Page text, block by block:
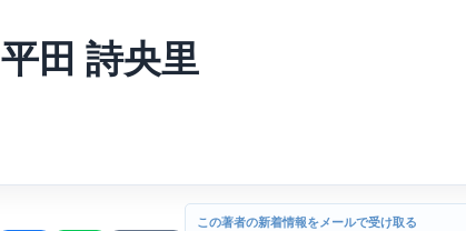
平田 詩央里
この著者の新着情報をメールで受け取る